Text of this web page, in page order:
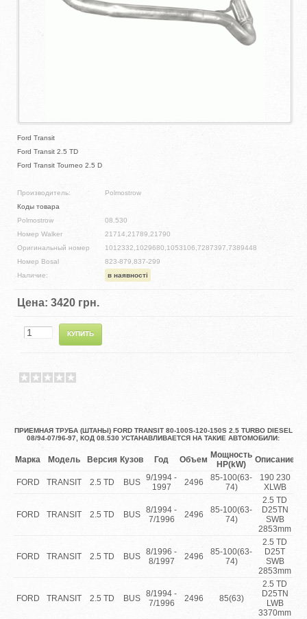
Ford Transit
Ford Transit 2.5 TD
Ford Transit Tourneo 2.5 D
Производитель:
Polmostrow
Коды товара
Polmostrow
08.530
Номер Walker
21714,21789,21790
Оригинальный номер
1012332,1029680,1053106,7287397,7389448
Номер Bosal
823-879,837-299
Наличие:
в наявності
Цена:3420 грн.
ПРИЕМНАЯ ТРУБА (ШТАНЫ) FORD TRANSIT 80-100S-120-150S 2.5 TURBO DIESEL
08/94-07/96-97, КОД 08.530 УСТАНАВЛИВАЕТСЯ НА ТАКИЕ АВТОМОБИЛИ:
Марка Модель Версия Кузов Год Объем Мощность
HP(kW)
Описание
FORD TRANSIT 2.5 TD BUS
9/1994 -
1997
2496
85-100(63-
74)
190 230
XLWB
FORD TRANSIT 2.5 TD BUS
8/1994 -
7/1996
2496
85-100(63-
74)
2.5 TD
D25TN
SWB
2853mm
FORD TRANSIT 2.5 TD BUS
8/1996 -
8/1997
2496
85-100(63-
74)
2.5 TD
D25T
SWB
2853mm
FORD TRANSIT 2.5 TD BUS
8/1994 -
7/1996
2496 85(63)
2.5 TD
D25TN
LWB
3370mm